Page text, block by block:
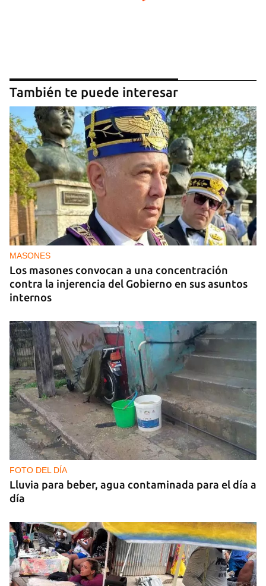
También te puede interesar
MASONES
Los masones convocan a una concentración
contra la injerencia del Gobierno en sus asuntos
internos
FOTO DEL DÍA
Lluvia para beber, agua contaminada para el día a
día